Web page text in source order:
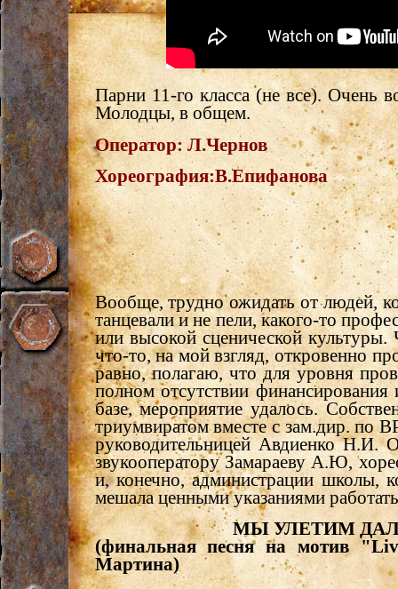
Парни 11-го класса (не все). Очень
Молодцы, в общем.
Оператор: Л.Чернов
Хореография:В.Епифанова
Вообще, трудно ожидать от людей,
танцевали и не пели, какого-то
или высокой сценической культуры.
что-то, на мой взгляд, откровенно
равно, полагаю, что для уровня
полном отсутствии финансирования
базе, мероприятие удалось.
триумвиратом вместе с зам.дир. по
руководительницей Авдиенко Н.И.
звукооператору Замараеву А.Ю,
и, конечно, администрации школы,
мешала ценными указаниями
МЫ УЛЕТИМ
(финальная песня на мотив
Мартина)